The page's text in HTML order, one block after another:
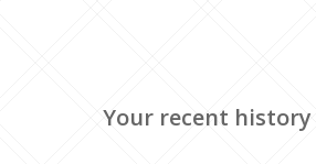
Your recent history